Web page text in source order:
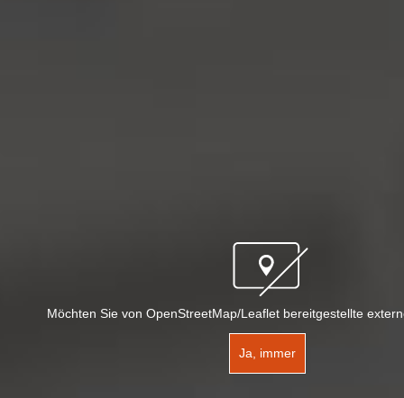
Möchten Sie von OpenStreetMap/Leaflet bereitgestellte
Ja, immer